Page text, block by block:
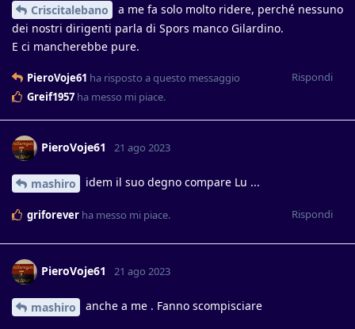
Criscitalebano
a me fa solo molto ridere, perché nessuno
dei nostri dirigenti parla di Spors manco Gilardino.
E ci mancherebbe pure.
Rispondi
PieroVoje61 ha risposto a questo messaggio
Greif1957 ha messo mi piace.
PieroVoje61 21 ago 2023
mashiro idem il suo degno compare Lu ...
Rispondi
griforever ha messo mi piace.
PieroVoje61 21 ago 2023
mashiro anche a me . Fanno scompisciare